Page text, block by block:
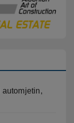
automjetin,